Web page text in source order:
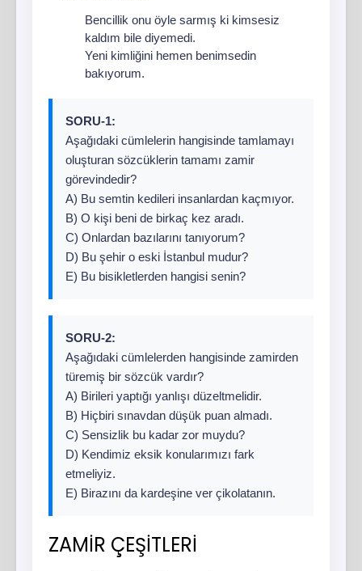
Bencillik onu öyle sarmış ki kimsesiz
kaldım bile diyemedi.
Yeni kimliğini hemen benimsedin
bakıyorum.
SORU-1:
Aşağıdaki cümlelerin hangisinde tamlamayı
oluşturan sözcüklerin tamamı zamir
görevindedir?
A) Bu semtin kedileri insanlardan kaçmıyor.
B) O kişi beni de birkaç kez aradı.
C) Onlardan bazılarını tanıyorum?
D) Bu şehir o eski İstanbul mudur?
E) Bu bisikletlerden hangisi senin?
SORU-2:
Aşağıdaki cümlelerden hangisinde zamirden
türemiş bir sözcük vardır?
A) Birileri yaptığı yanlışı düzeltmelidir.
B) Hiçbiri sınavdan düşük puan almadı.
C) Sensizlik bu kadar zor muydu?
D) Kendimiz eksik konularımızı fark
etmeliyiz.
E) Birazını da kardeşine ver çikolatanın.
ZAMİR ÇEŞİTLERİ